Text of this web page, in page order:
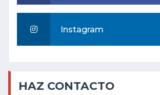
Instagram
HAZ CONTACTO